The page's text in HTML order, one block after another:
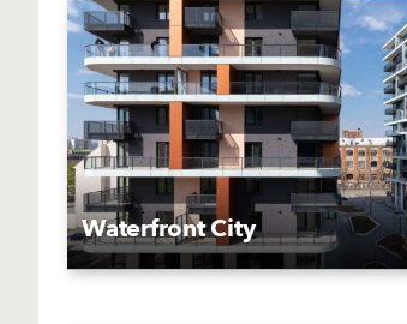
Waterfront City